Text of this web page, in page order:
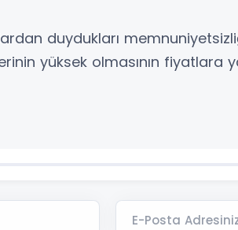
duydukları
yüksek olmasının fiyatlara
E-Posta